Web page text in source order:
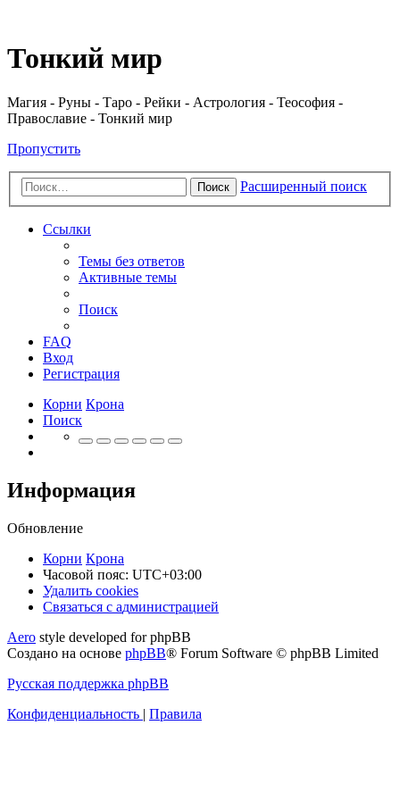
Тонкий мир
Магия - Руны - Таро - Рейки - Астрология - Теософия -
Православие - Тонкий мир
Пропустить
Поиск Расширенный поиск
Ссылки
Темы без ответов
Активные темы
Поиск
FAQ
Вход
Регистрация
Корни Крона
Поиск
Информация
Обновление
Корни Крона
Часовой пояс: UTC+03:00
Удалить cookies
Связаться
администрацией
Связаться с администрацией
Aero style developed for phpBB
Создано на основе phpBB® Forum Software © phpBB Limited
Русская поддержка phpBB
Конфиденциальность | Правила